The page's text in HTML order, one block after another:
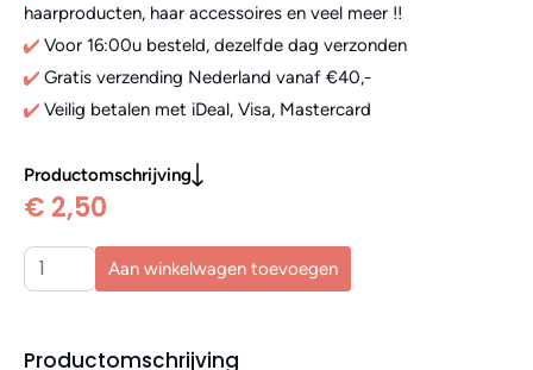
haarproducten, haar accessoires en veel meer !!
Voor 16:00u besteld, dezelfde dag verzonden
Gratis verzending Nederland vanaf €40,-
Veilig betalen met iDeal, Visa, Mastercard
Productomschrijving
€ 2,50
Aan winkelwagen toevoegen
Productomschrijving